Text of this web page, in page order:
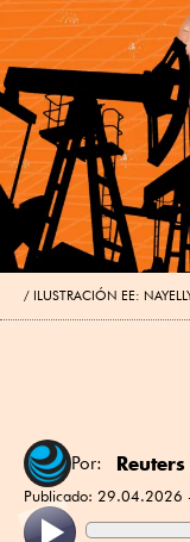
ILUSTRACIÓN EE:
Por: Reuters
Publicado: 29.04.2026